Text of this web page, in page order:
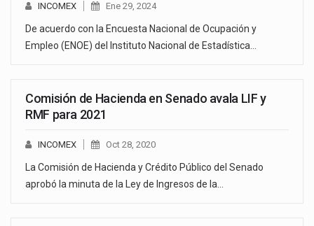
INCOMEX Ene 29, 2024
De acuerdo con la Encuesta Nacional de Ocupación y
Empleo (ENOE) del Instituto Nacional de Estadística…
Comisión de Hacienda en Senado avala LIF y
RMF para 2021
INCOMEX Oct 28, 2020
La Comisión de Hacienda y Crédito Público del Senado
aprobó la minuta de la Ley de Ingresos de la…